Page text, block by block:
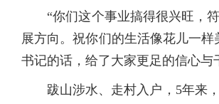
“你们这个事业搞得很兴旺，符
展方向。祝你们的生活像花儿一样
书记的话，给了大家更足的信心与
跋山涉水、走村入户，5年来，